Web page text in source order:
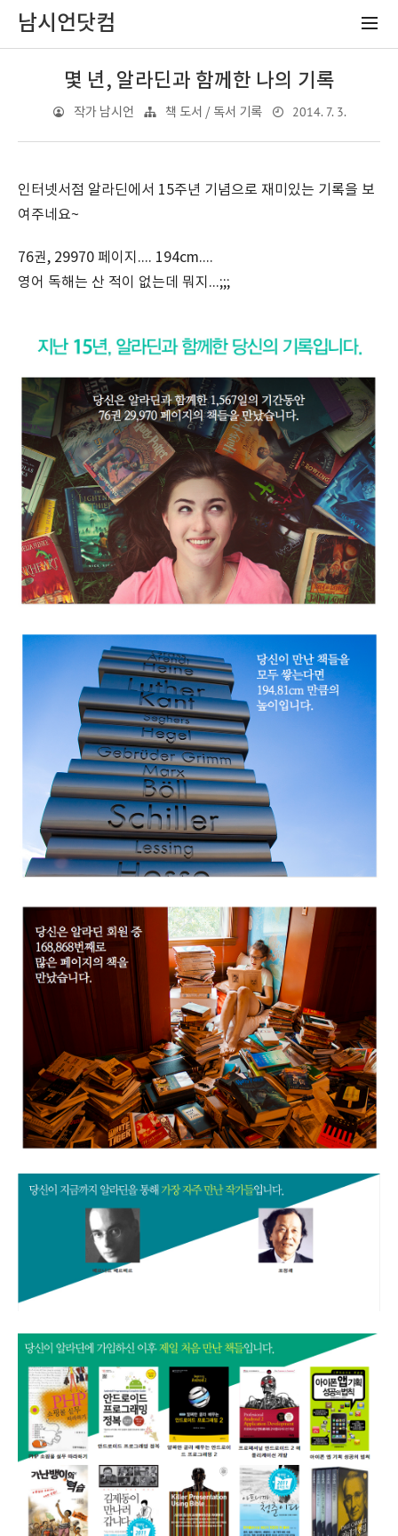
남시언닷컴
몇 년, 알라딘과 함께한 나의 기록
작가 남시언 책 도서 / 독서 기록 2014. 7. 3.
인터넷서점 알라딘에서 15주년 기념으로 재미있는 기록을 보
여주네요~
76권, 29970 페이지.... 194cm....
영어 독해는 산 적이 없는데 뭐지...;;;